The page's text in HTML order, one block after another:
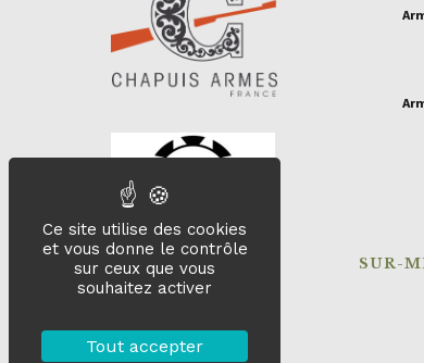
SUR-
Ce site utilise des cookies
et vous donne le contrôle
sur ceux que vous
souhaitez activer
Tout accepter